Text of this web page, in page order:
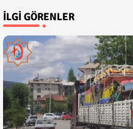
İLGI GÖRENLER